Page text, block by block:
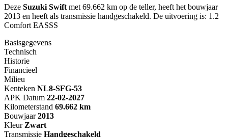
Deze Suzuki Swift met 69.662 km op de teller, heeft het bouwjaar
2013 en heeft als transmissie handgeschakeld. De uitvoering is: 1.2
Comfort EASSS
Basisgegevens
Technisch
Historie
Financieel
Milieu
Kenteken NL8-SFG-53
APK Datum 22-02-2027
Kilometerstand 69.662 km
Bouwjaar 2013
Kleur Zwart
Transmissie Handgeschakeld